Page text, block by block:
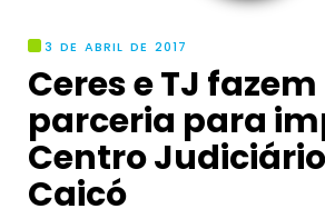
3 DE ABRIL DE 2017
Ceres e TJ fazem
parceria para
Centro
Caicó